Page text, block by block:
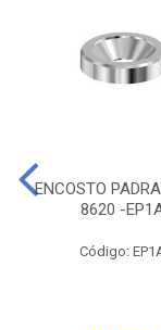
ENCOSTO
8620 -
Código: